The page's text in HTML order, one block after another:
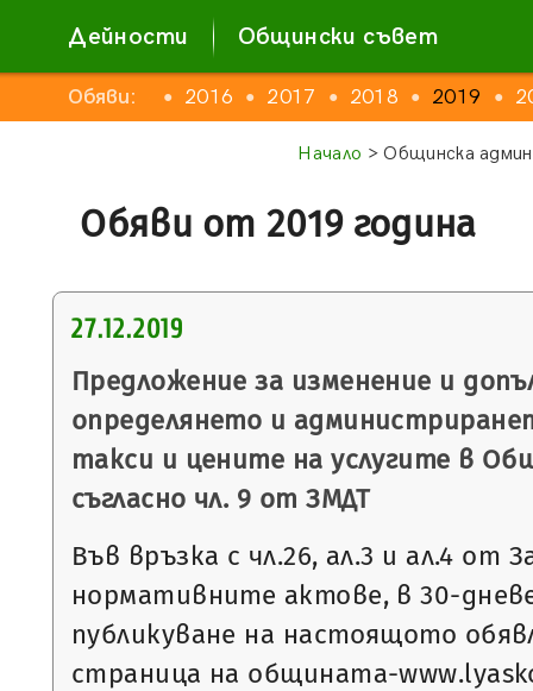
Дейности Общински съвет
Обяви:
● 2015 ● 2016 ● 2017 ● 2018 ● 2019 ●
Начало > Общинска
Обяви от 2019 година
27.12.2019
Предложение за изменение и
определянето и
такси и цените на услугите в
съгласно чл. 9 от ЗМДТ
Във връзка с чл.26, ал.3 и ал.4 от
нормативните актове, в 30-
публикуване на настоящото
страница на общината-